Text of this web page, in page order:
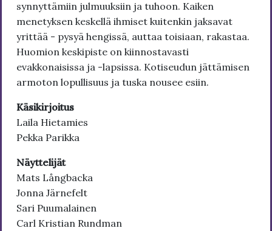
synnyttämiin julmuuksiin ja tuhoon. Kaiken
menetyksen keskellä ihmiset kuitenkin jaksavat
yrittää - pysyä hengissä, auttaa toisiaan, rakastaa.
Huomion keskipiste on kiinnostavasti
evakkonaisissa ja -lapsissa. Kotiseudun jättämisen
armoton lopullisuus ja tuska nousee esiin.
Käsikirjoitus
Laila Hietamies
Pekka Parikka
Näyttelijät
Mats Långbacka
Jonna Järnefelt
Sari Puumalainen
Carl Kristian Rundman